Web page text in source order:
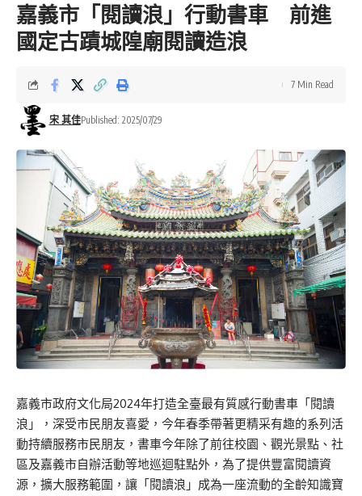
嘉義市「閱讀浪」行動書車 前進
國定古蹟城隍廟閱讀造浪
宋 其佳Published: 2025/07/29
7 Min Read
嘉義市政府文化局2024年打造全臺最有質感行動書車「閱讀
浪」，深受市民朋友喜愛，今年春季帶著更精采有趣的系列活
動持續服務市民朋友，書車今年除了前往校園、觀光景點、社
區及嘉義市自辦活動等地巡迴駐點外，為了提供豐富閱讀資
源，擴大服務範圍，讓「閱讀浪」成為一座流動的全齡知識寶